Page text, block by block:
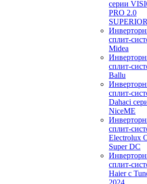
серии
PRO 2.0
сплит-
Midea
сплит-
Ballu
сплит-
Dahaci
NiceME
сплит-
Electrolux
Super DC
сплит-
Haier c
2024